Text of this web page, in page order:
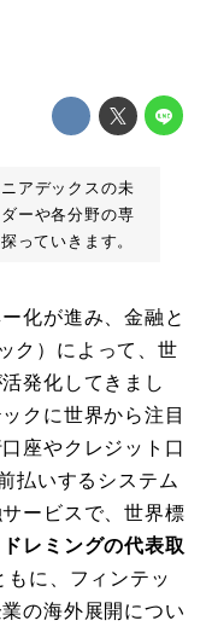
アデックスの未
ーや各分野の専
っていきます。
化が進み、金融と
ク）によって、世
発化してきまし
クに世界から注目
座やクレジット口
払いするシステム
ービスで、世界標
ドレミングの代表取
もに、フィンテッ
の海外展開につい